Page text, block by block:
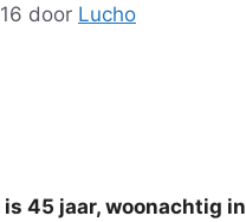
door Lucho
45 jaar, woonachtig in